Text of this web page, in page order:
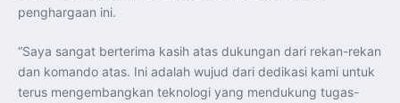
penghargaan ini.
“Saya sangat berterima kasih atas dukungan dari rekan-rekan
dan komando atas. Ini adalah wujud dari dedikasi kami untuk
terus mengembangkan teknologi yang mendukung tugas-